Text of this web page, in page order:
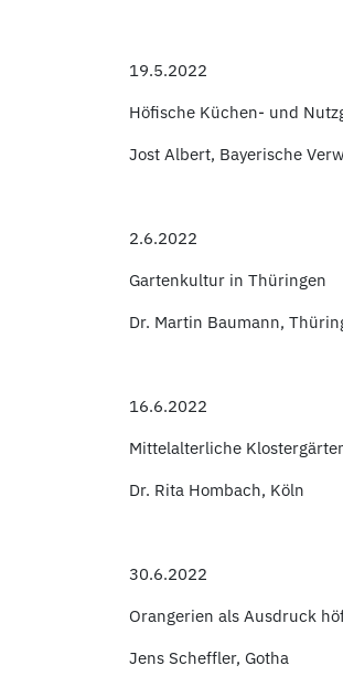
19.5.2022
Höfische Küchen- und
Jost Albert, Bayerische
2.6.2022
Gartenkultur in Thüringen
Dr. Martin Baumann,
16.6.2022
Mittelalterliche
Dr. Rita Hombach, Köln
30.6.2022
Orangerien als Ausdruck
Jens Scheffler, Gotha